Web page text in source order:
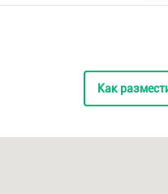
Как